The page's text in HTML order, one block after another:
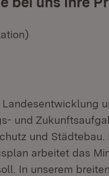
und
und
arbeitet das
In unserem